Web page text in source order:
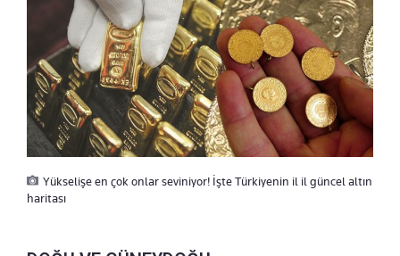
Yükselişe en çok onlar seviniyor! İşte Türkiyenin il il güncel altın
haritası